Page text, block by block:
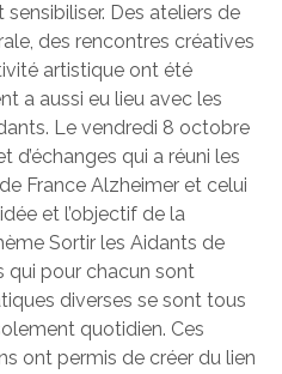
Des ateliers de
des rencontres créatives
artistique ont été
a aussi eu lieu avec les
Le vendredi 8 octobre
d’échanges qui a réuni les
France Alzheimer et celui
et l’objectif de la
Sortir les Aidants de
qui pour chacun sont
diverses se sont tous
quotidien. Ces
ont permis de créer du lien